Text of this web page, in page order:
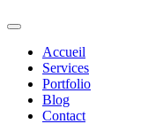
Accueil
Services
Portfolio
Blog
Contact